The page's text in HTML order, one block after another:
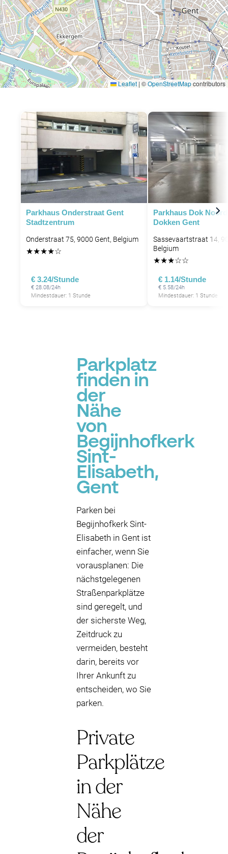
Leaflet | ©OpenStreetMapcontributors
Parkhaus Onderstraat Gent
Stadtzentrum
Onderstraat 75, 9000 Gent, Belgium
★★★★☆
€ 3.24/Stunde
€ 28.08/24h
Mindestdauer: 1 Stunde
Parkhaus Dok
Dokken Gent
Sassevaartstraat 14,
Belgium
★★★☆☆
€ 1.14/Stunde
€ 5.58/24h
Mindestdauer: 1 Stunde
Parkplatz
finden in
der
Nähe
von
Begijnhofkerk
Sint-
Elisabeth,
Gent
Parken bei
Begijnhofkerk Sint-
Elisabeth in Gent ist
einfacher, wenn Sie
vorausplanen: Die
nächstgelegenen
Straßenparkplätze
sind geregelt, und
der sicherste Weg,
Zeitdruck zu
vermeiden, besteht
darin, bereits vor
Ihrer Ankunft zu
entscheiden, wo Sie
parken.
Private
Parkplätze
in der
Nähe
der